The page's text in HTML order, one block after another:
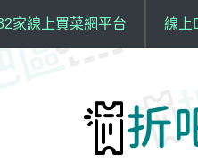
家線上買菜網平台 線上